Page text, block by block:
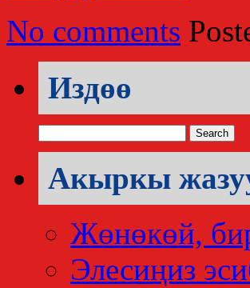
No comments
Издөө
for:
Акыркы
Жөнөкөй,
Элесиңиз